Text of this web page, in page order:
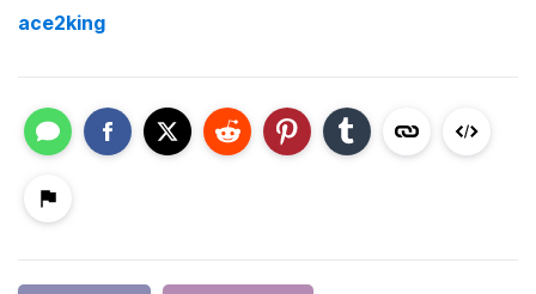
ace2king